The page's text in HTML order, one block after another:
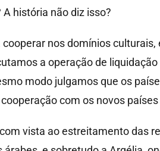
história não diz isso?
nos domínios
a operação de
modo julgamos que os
com os novos
vista ao estreitamento das